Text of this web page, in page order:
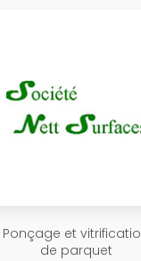
Ponçage et
de parquet